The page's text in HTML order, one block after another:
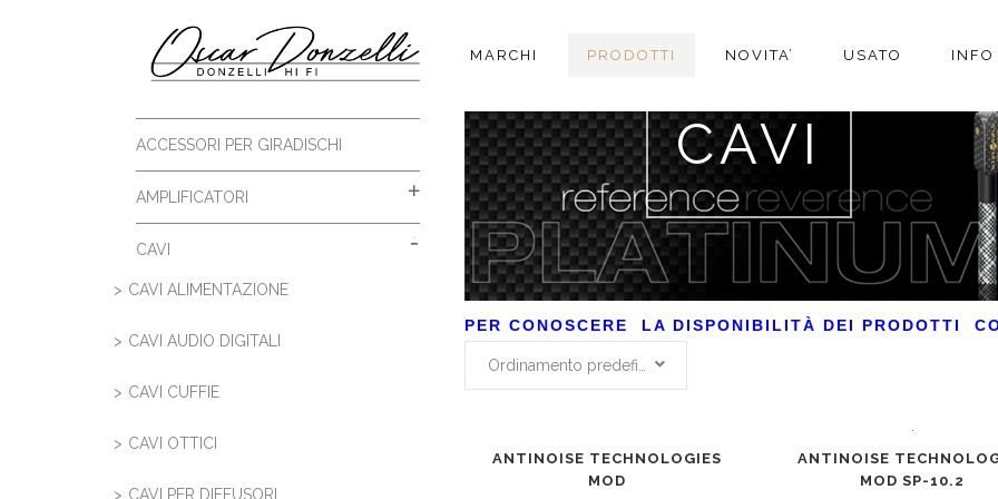
MARCHI PRODOTTI NOVITA’ USATO INFO
CAVI
ACCESSORI PER GIRADISCHI
AMPLIFICATORI
CAVI
CAVI ALIMENTAZIONE
CAVI AUDIO DIGITALI
CAVI CUFFIE
CAVI OTTICI
CAVI PER DIFFUSORI
PER CONOSCERE LA DISPONIBILITÀ DEI PRODOTTI
ANTINOISE TECHNOLOGIES
MOD
ANTINOISE
MOD SP-10.2